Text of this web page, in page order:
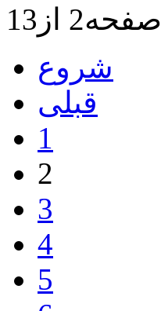
صفحه2 از13
شروع
قبلی
1
2
3
4
5